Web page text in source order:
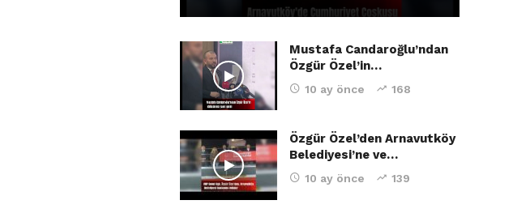
Mustafa Candaroğlu’ndan
Özgür Özel’in…
10 ay önce 168
Özgür Özel’den Arnavutköy
Belediyesi’ne ve…
10 ay önce 139